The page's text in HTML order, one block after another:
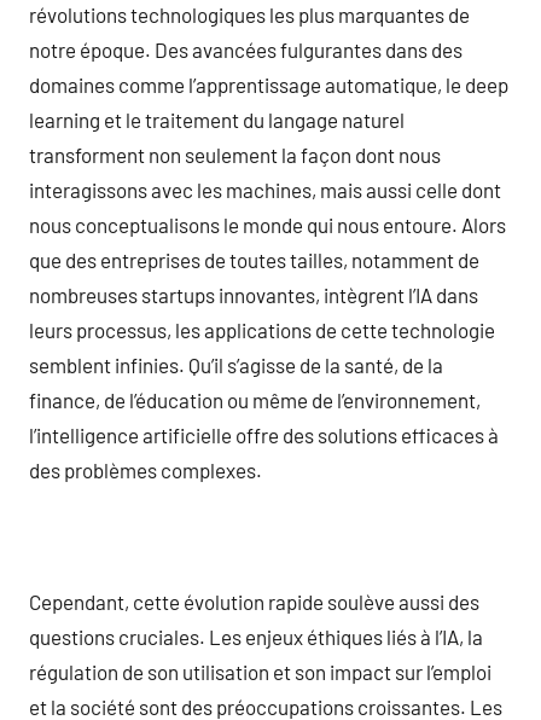
révolutions technologiques les plus marquantes de
notre époque. Des avancées fulgurantes dans des
domaines comme l’apprentissage automatique, le deep
learning et le traitement du langage naturel
transforment non seulement la façon dont nous
interagissons avec les machines, mais aussi celle dont
nous conceptualisons le monde qui nous entoure. Alors
que des entreprises de toutes tailles, notamment de
nombreuses startups innovantes, intègrent l’IA dans
leurs processus, les applications de cette technologie
semblent infinies. Qu’il s’agisse de la santé, de la
finance, de l’éducation ou même de l’environnement,
l’intelligence artificielle offre des solutions efficaces à
des problèmes complexes.
Cependant, cette évolution rapide soulève aussi des
questions cruciales. Les enjeux éthiques liés à l’IA, la
régulation de son utilisation et son impact sur l’emploi
et la société sont des préoccupations croissantes. Les